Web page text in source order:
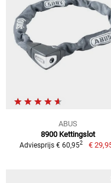
ABUS
8900 Kettingslot
Adviesprijs € 60,952 €